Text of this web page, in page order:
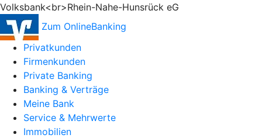
Volksbank<br>Rhein-Nahe-Hunsrück eG
Zum OnlineBanking
Privatkunden
Firmenkunden
Private Banking
Banking & Verträge
Meine Bank
Service & Mehrwerte
Immobilien